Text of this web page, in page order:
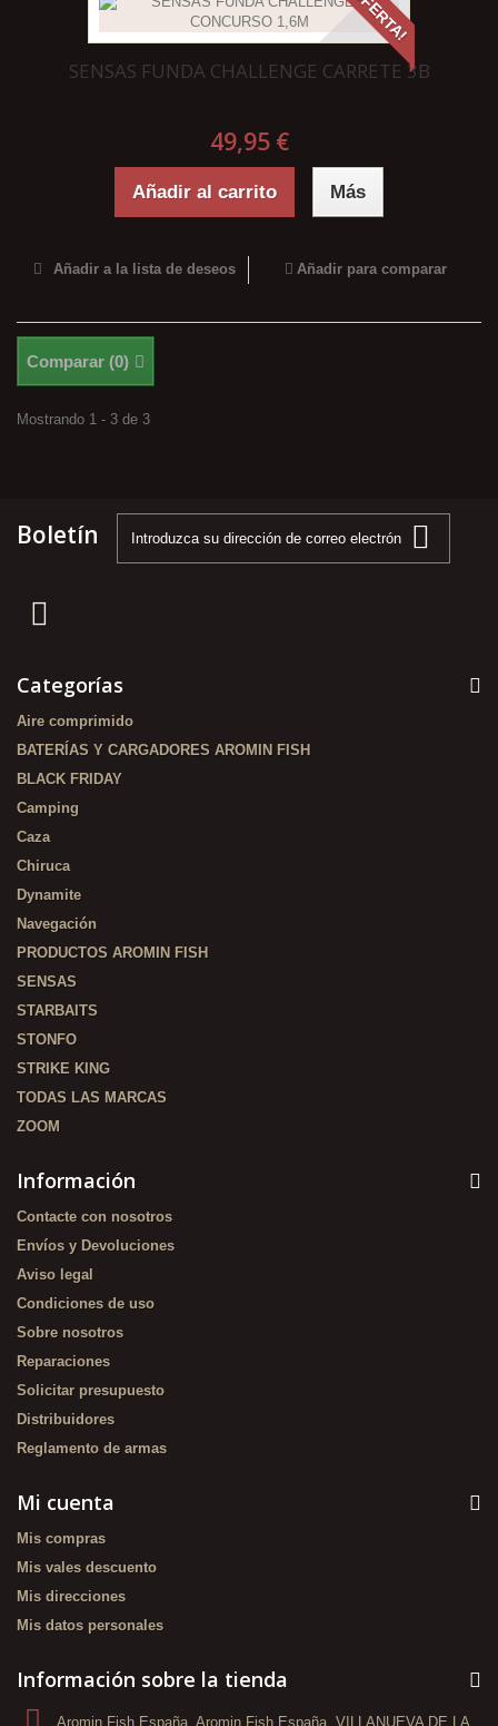
SENSAS FUNDA CHALLENGE CARRETE 3B
49,95 €
Añadir al carrito Más
Añadir a la lista de deseos Añadir para comparar
Comparar (0)
Mostrando 1 - 3 de 3
Boletín
Categorías
Aire comprimido
BATERÍAS Y CARGADORES AROMIN FISH
BLACK FRIDAY
Camping
Caza
Chiruca
Dynamite
Navegación
PRODUCTOS AROMIN FISH
SENSAS
STARBAITS
STONFO
STRIKE KING
TODAS LAS MARCAS
ZOOM
Información
Contacte con nosotros
Envíos y Devoluciones
Aviso legal
Condiciones de uso
Sobre nosotros
Reparaciones
Solicitar presupuesto
Distribuidores
Reglamento de armas
Mi cuenta
Mis compras
Mis vales descuento
Mis direcciones
Mis datos personales
Información sobre la tienda
Aromin Fish España, Aromin Fish España, VILLANUEVA DE LA